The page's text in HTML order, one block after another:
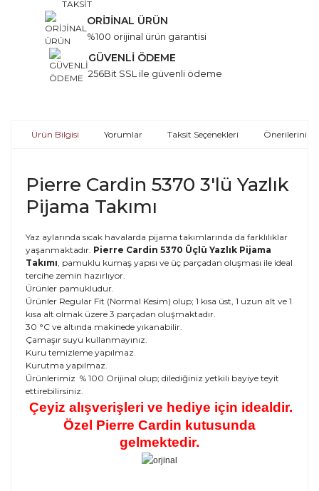
ORİJİNAL ÜRÜN
%100 orijinal ürün garantisi
GÜVENLİ ÖDEME
256Bit SSL ile güvenli ödeme
Ürün Bilgisi Yorumlar Taksit Seçenekleri Önerileriniz
Pierre Cardin 5370 3'lü Yazlık
Pijama Takımı
Yaz aylarında sıcak havalarda pijama takımlarında da farklılıklar
yaşanmaktadır. Pierre Cardin 5370 Üçlü Yazlık Pijama
Takımı , pamuklu kumaş yapısı ve üç parçadan oluşması ile ideal
tercihe zemin hazırlıyor.
Ürünler pamukludur.
Ürünler Regular Fit (Normal Kesim) olup; 1 kısa üst, 1 uzun alt ve 1
kısa alt olmak üzere 3 parçadan oluşmaktadır.
30 °C ve altında makinede yıkanabilir.
Çamaşır suyu kullanmayınız.
Kuru temizleme yapılmaz.
Kurutma yapılmaz.
Ürünlerimiz % 100 Orijinal olup; dilediğiniz yetkili bayiye teyit
ettirebilirsiniz.
Çeyiz alışverişleri ve hediye için idealdir.
Özel Pierre Cardin kutusunda
gelmektedir.